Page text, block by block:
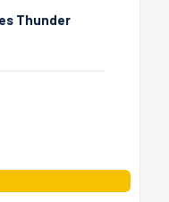
Thunder